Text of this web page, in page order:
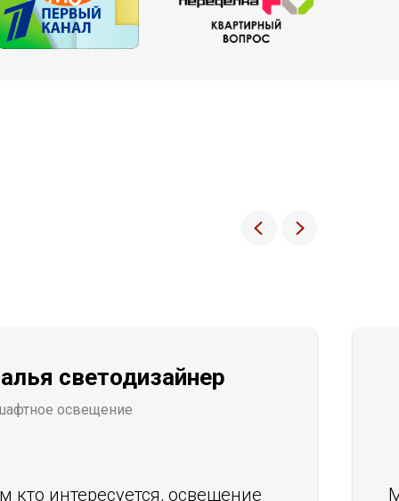
светодизайнер
освещение
кто интересуется, освещение